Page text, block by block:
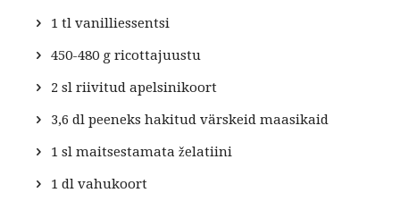
1 tl vanilliessentsi
450-480 g ricottajuustu
2 sl riivitud apelsinikoort
3,6 dl peeneks hakitud värskeid maasikaid
1 sl maitsestamata želatiini
1 dl vahukoort